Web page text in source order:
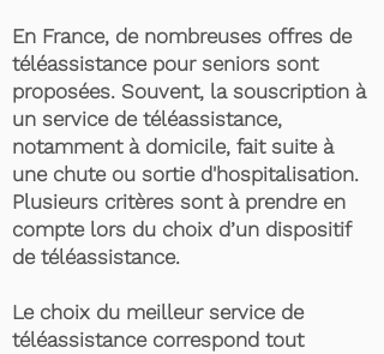
En France, de nombreuses offres de
téléassistance pour seniors sont
proposées. Souvent, la souscription à
un service de téléassistance,
notamment à domicile, fait suite à
une chute ou sortie d'hospitalisation.
Plusieurs critères sont à prendre en
compte lors du choix d’un dispositif
de téléassistance.
Le choix du meilleur service de
téléassistance correspond tout